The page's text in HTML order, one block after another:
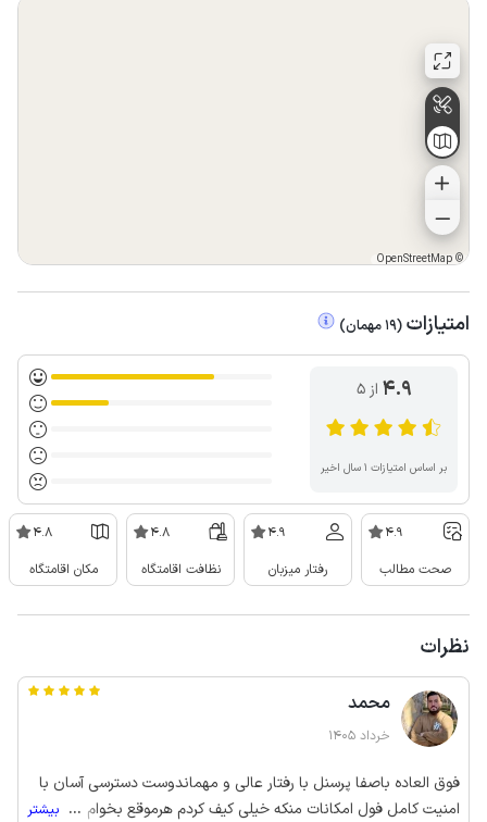
©
OpenStreetMap
امتیازات (
19 مهمان)
4.9 از ۵
بر اساس امتیازات ۱ سال اخیر
4.9
صحت مطالب
4.9
رفتار میزبان
4.8
نظافت اقامتگاه
4.8
مکان اقامتگاه
نظرات
محمد
خرداد 1405
فوق العاده باصفا پرسنل با رفتار عالی و مهماندوست دسترسی آسان با
امنیت کامل فول امکانات منکه خیلی کیف کردم هرموقع بخوام برم
... بیشتر